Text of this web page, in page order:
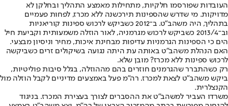
העובדות שפורסמו חלקיות, מתחילות מאמצע התהליך ובחלקן לא
מדויקות. מי שדרש שהספינות תירכשנה ללא מכרז, לפחות פעמיים
בתהליך, היה משהב"ט. ב־2012 כשביקש לרכוש ספינות קוריאניות
וב־2013/4 כשביקש לרכוש מגרמניה, לאור הוזלה משמעותית וקביעת חיל
הים כי הספינות הגרמניות עדיפות מבחינת איכות, מחיר וניסיון מבצעי.
האם הנהלת משהב"ט באותה עת היתה נגועה בשיקולים זרים כשביקשה
לרכוש ספינות ללא מכרז? מובן שלא.
רק כשהתברר שהגרמנים חוזרים בהם מההוזלה, בגלל סיבות פוליטיות,
ביקש משהב"ט לצאת למכרז. רה"מ פעל באמצעים מדיניים לקבל הוזלה מול
הקנצלרית.
משרדו העביר למשהב"ט את ההסברים לצורך בעצירת המכרז. בניגוד